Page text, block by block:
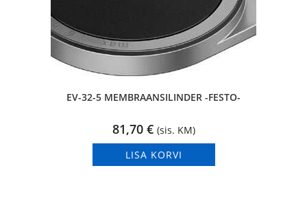
EV-32-5 MEMBRAANSILINDER -FESTO-
81,70 € (sis. KM)
LISA KORVI